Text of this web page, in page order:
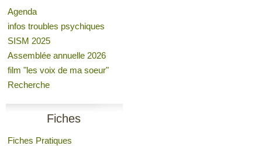
Agenda
infos troubles psychiques
SISM 2025
Assemblée annuelle 2026
film "les voix de ma soeur"
Recherche
Fiches
Fiches Pratiques